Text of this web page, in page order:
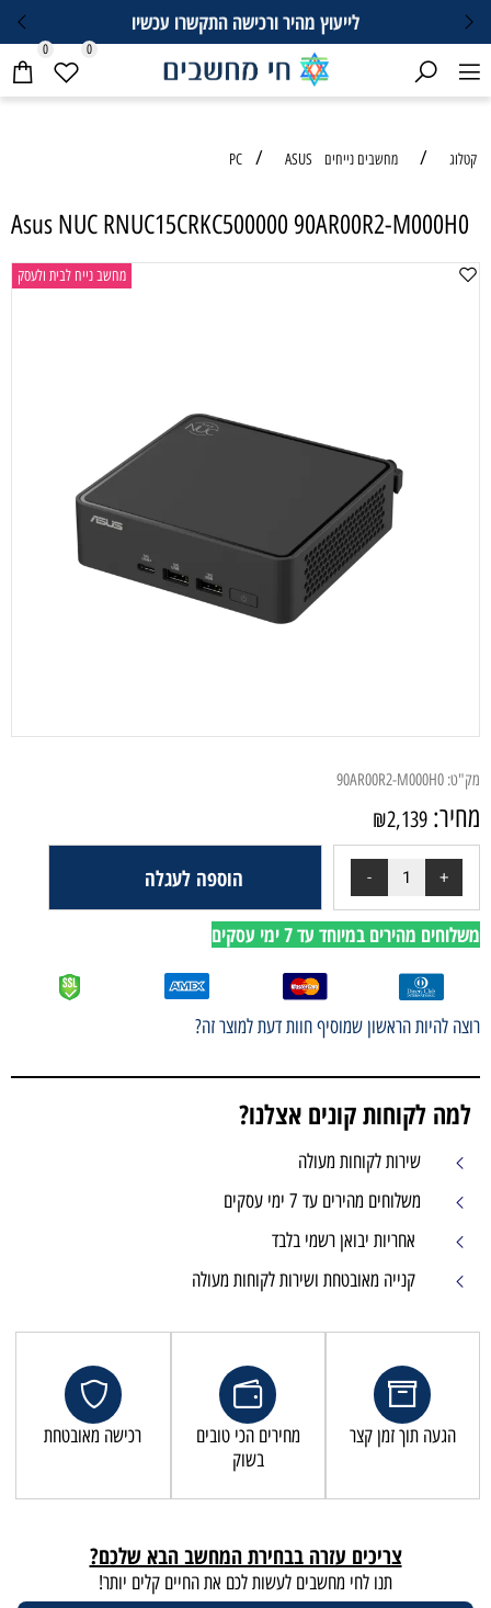
לייעוץ מהיר ורכישה התקשרו עכשיו
0 0
קטלוג / מחשבים נייחים PC / ASUS
Asus NUC RNUC15CRKC500000 90AR00R2-M000H0
מחשב נייח לבית ולעסק
מק"ט: 90AR00R2-M000H0
מחיר: ₪2,139
הוספה לעגלה
משלוחים מהירים במיוחד עד 7 ימי עסקים
רוצה להיות הראשון שמוסיף חוות דעת למוצר זה?
למה לקוחות קונים אצלנו?
שירות לקוחות מעולה
משלוחים מהירים עד 7 ימי עסקים
אחריות יבואן רשמי בלבד
קנייה מאובטחת ושירות לקוחות מעולה
הגעה תוך זמן קצר
מחירים הכי טובים
בשוק
רכישה מאובטחת
צריכים עזרה בבחירת המחשב הבא שלכם?
תנו לחי מחשבים לעשות לכם את החיים קלים יותר!